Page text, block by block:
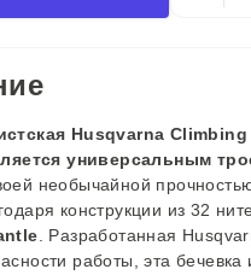
Husqvarna Climbing
универсальным
необычайной
конструкции из 32
. Разработанная
работы, эта бечевка